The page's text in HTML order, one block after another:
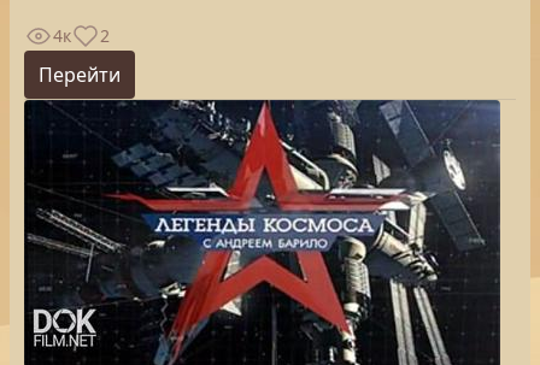
4к 2
Перейти